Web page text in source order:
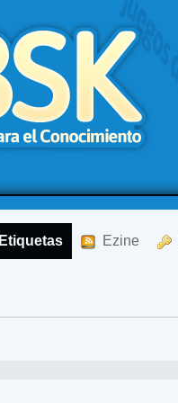
Etiquetas Ezine